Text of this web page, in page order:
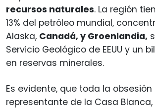
recursos naturales. La región
13% del petróleo mundial,
Alaska, Canadá, y Groenlandia,
Servicio Geológico de EEUU y un
en reservas minerales.
Es evidente, que toda la obsesión
representante de la Casa Blanca,